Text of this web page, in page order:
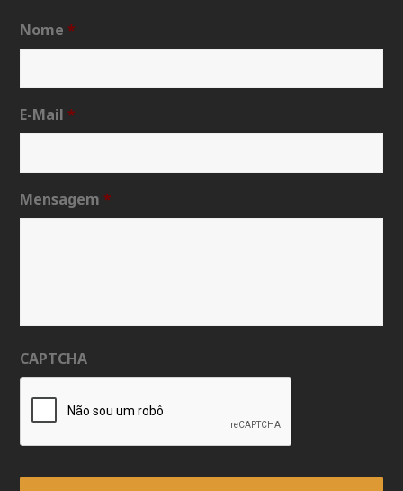
Nome *
E-Mail *
Mensagem *
CAPTCHA